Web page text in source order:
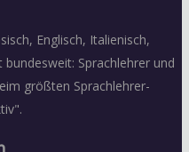
Englisch, Italienisch,
Sprachlehrer und
größten Sprachlehrer-